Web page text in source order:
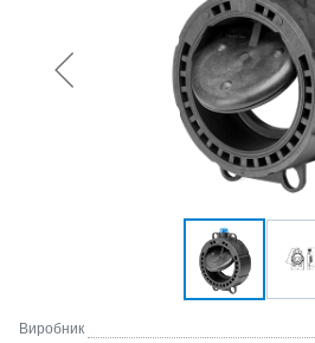
Виробник